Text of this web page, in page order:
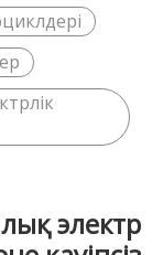
электр